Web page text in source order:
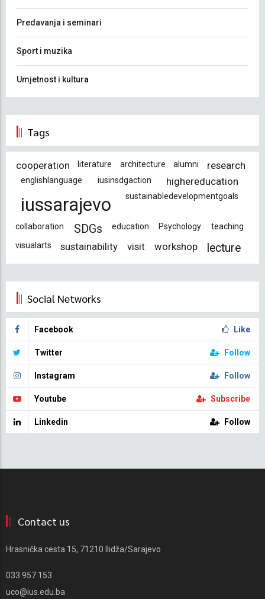
Predavanja i seminari
Sport i muzika
Umjetnost i kultura
Tags
cooperation literature architecture alumni research
englishlanguage iusinsdgaction highereducation
iussarajevo sustainabledevelopmentgoals
collaboration SDGs education Psychology
teaching
visualarts
sustainability visit workshop lecture
Social Networks
Facebook Like
Twitter Follow
Instagram Follow
Youtube Subscribe
Linkedin Follow
Contact us
Hrasnička cesta 15, 71210 Ilidža/Sarajevo
033 957 153
uco@ius.edu.ba